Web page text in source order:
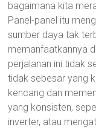
bagaimana kita
Panel-panel itu
sumber daya tak
memanfaatkannya
perjalanan ini tidak
tidak sebesar yang
kencang dan
yang konsisten,
inverter, atau